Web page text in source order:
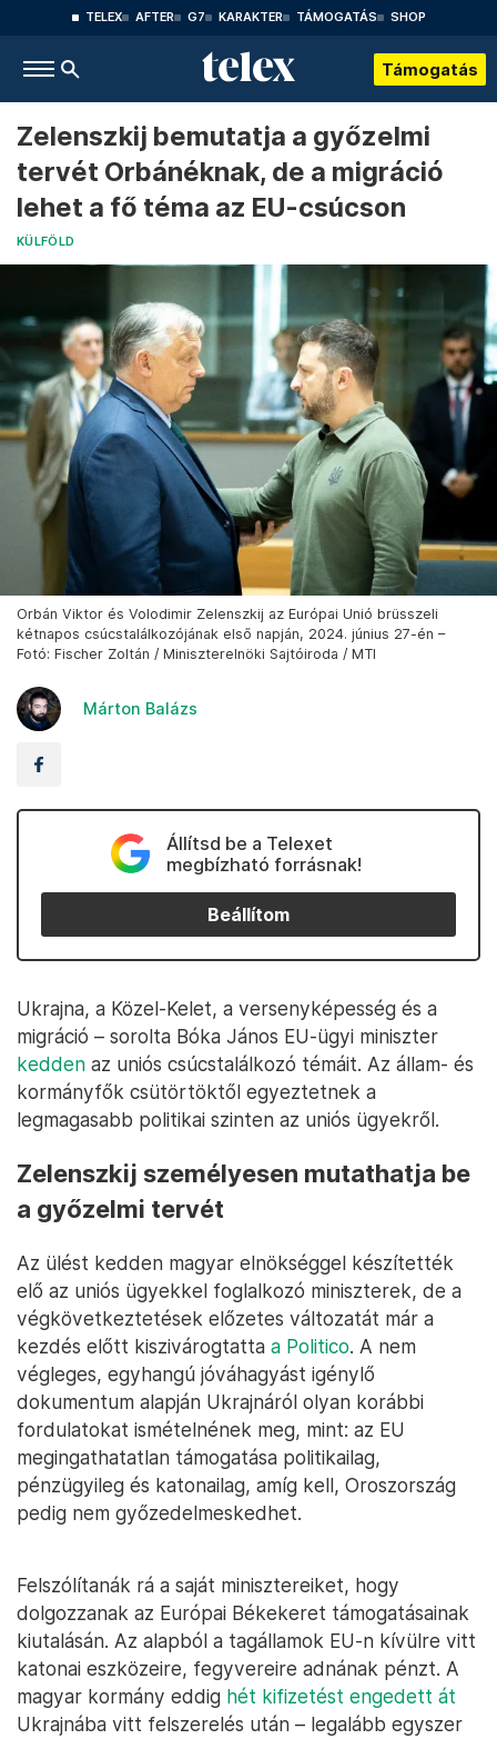
TELEX AFTER G7 KARAKTER TÁMOGATÁS SHOP
Támogatás
Zelenszkij bemutatja a győzelmi
tervét Orbánéknak, de a migráció
lehet a fő téma az EU-csúcson
KÜLFÖLD
Orbán Viktor és Volodimir Zelenszkij az Európai Unió brüsszeli
kétnapos csúcstalálkozójának első napján, 2024. június 27-én –
Fotó: Fischer Zoltán / Miniszterelnöki Sajtóiroda / MTI
Márton Balázs
Állítsd be a Telexet
megbízható forrásnak!
Beállítom
Ukrajna, a Közel-Kelet, a versenyképesség és a
migráció – sorolta Bóka János EU-ügyi miniszter
kedden az uniós csúcstalálkozó témáit. Az állam- és
kormányfők csütörtöktől egyeztetnek a
legmagasabb politikai szinten az uniós ügyekről.
Zelenszkij személyesen mutathatja be
a győzelmi tervét
Az ülést kedden magyar elnökséggel készítették
elő az uniós ügyekkel foglalkozó miniszterek, de a
végkövetkeztetések előzetes változatát már a
kezdés előtt kiszivárogtatta a Politico. A nem
végleges, egyhangú jóváhagyást igénylő
dokumentum alapján Ukrajnáról olyan korábbi
fordulatokat ismételnének meg, mint: az EU
megingathatatlan támogatása politikailag,
pénzügyileg és katonailag, amíg kell, Oroszország
pedig nem győzedelmeskedhet.
Felszólítanák rá a saját minisztereiket, hogy
dolgozzanak az Európai Békekeret támogatásainak
kiutalásán. Az alapból a tagállamok EU-n kívülre vitt
katonai eszközeire, fegyvereire adnának pénzt. A
magyar kormány eddig hét kifizetést engedett át
Ukrajnába vitt felszerelés után – legalább egyszer